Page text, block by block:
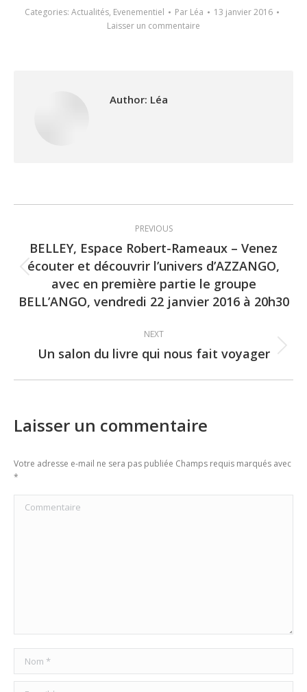
Categories: Actualités, Evenementiel Par Léa
13 janvier 2016
Laisser un commentaire
Author: Léa
navigation
PREVIOUS
Previous
post:
BELLEY, Espace Robert-Rameaux – Venez
écouter et découvrir l’univers d’AZZANGO,
avec en première partie le groupe
BELL’ANGO, vendredi 22 janvier 2016 à 20h30
NEXT
Next
Un salon du livre qui nous fait voyager
Laisser un commentaire
Votre adresse e-mail ne sera pas publiée Champs requis marqués avec
*
Commentaire
Nom *